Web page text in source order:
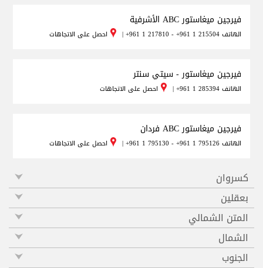
فيرجين ميغاستور ABC الأشرفية
الهاتف+961 1 217810 - +961 1 215504
| احصل على الاتجاهات
فيرجين ميغاستور - سيتي سنتر
الهاتف+961 1 285394
| احصل على الاتجاهات
فيرجين ميغاستور ABC فردان
الهاتف+961 1 795130 - +961 1 795126
| احصل على الاتجاهات
كسروان
بعقلين
المتن الشمالي
الشمال
الجنوب